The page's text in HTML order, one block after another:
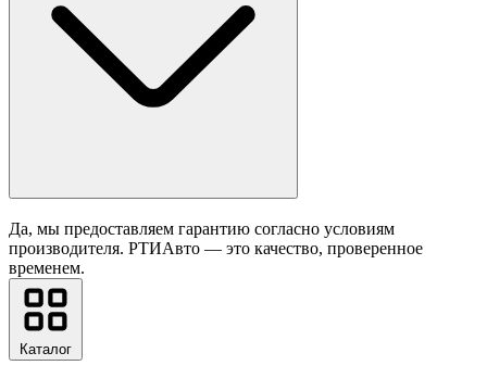
Да, мы предоставляем гарантию согласно условиям
производителя. РТИАвто — это качество, проверенное
временем.
Каталог